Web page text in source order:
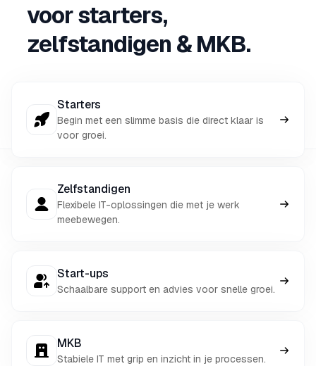
voor starters,
zelfstandigen & MKB.
Starters
Begin met een slimme basis die direct klaar is
voor groei.
Zelfstandigen
Flexibele IT-oplossingen die met je werk
meebewegen.
Start-ups
Schaalbare support en advies voor snelle groei.
MKB
Stabiele IT met grip en inzicht in je processen.